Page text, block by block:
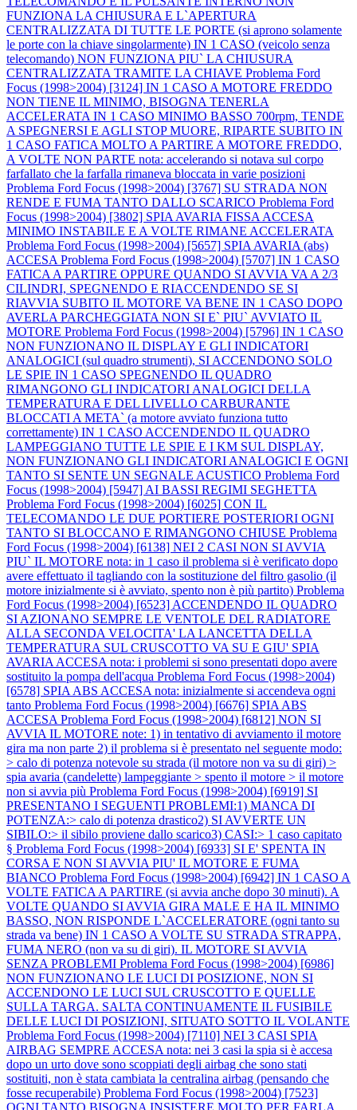
FUNZIONA LA CHIUSURA E L`APERTURA
CENTRALIZZATA DI TUTTE LE PORTE (si aprono solamente
le porte con la chiave singolarmente) IN 1 CASO (veicolo senza
telecomando) NON FUNZIONA PIU` LA CHIUSURA
CENTRALIZZATA TRAMITE LA CHIAVE Problema Ford
Focus (1998>2004) [3124] IN 1 CASO A MOTORE FREDDO
NON TIENE IL MINIMO, BISOGNA TENERLA
ACCELERATA IN 1 CASO MINIMO BASSO 700rpm, TENDE
A SPEGNERSI E AGLI STOP MUORE, RIPARTE SUBITO IN
1 CASO FATICA MOLTO A PARTIRE A MOTORE FREDDO,
A VOLTE NON PARTE nota: accelerando si notava sul corpo
farfallato che la farfalla rimaneva bloccata in varie posizioni
Problema Ford Focus (1998>2004) [3767] SU STRADA NON
RENDE E FUMA TANTO DALLO SCARICO Problema Ford
Focus (1998>2004) [3802] SPIA AVARIA FISSA ACCESA
MINIMO INSTABILE E A VOLTE RIMANE ACCELERATA
Problema Ford Focus (1998>2004) [5657] SPIA AVARIA (abs)
ACCESA Problema Ford Focus (1998>2004) [5707] IN 1 CASO
FATICA A PARTIRE OPPURE QUANDO SI AVVIA VA A 2/3
CILINDRI, SPEGNENDO E RIACCENDENDO SE SI
RIAVVIA SUBITO IL MOTORE VA BENE IN 1 CASO DOPO
AVERLA PARCHEGGIATA NON SI E` PIU` AVVIATO IL
MOTORE Problema Ford Focus (1998>2004) [5796] IN 1 CASO
NON FUNZIONANO IL DISPLAY E GLI INDICATORI
ANALOGICI (sul quadro strumenti), SI ACCENDONO SOLO
LE SPIE IN 1 CASO SPEGNENDO IL QUADRO
RIMANGONO GLI INDICATORI ANALOGICI DELLA
TEMPERATURA E DEL LIVELLO CARBURANTE
BLOCCATI A META` (a motore avviato funziona tutto
correttamente) IN 1 CASO ACCENDENDO IL QUADRO
LAMPEGGIANO TUTTE LE SPIE E I KM SUL DISPLAY,
NON FUNZIONANO GLI INDICATORI ANALOGICI E OGNI
TANTO SI SENTE UN SEGNALE ACUSTICO Problema Ford
Focus (1998>2004) [5947] AI BASSI REGIMI SEGHETTA
Problema Ford Focus (1998>2004) [6025] CON IL
TELECOMANDO LE DUE PORTIERE POSTERIORI OGNI
TANTO SI BLOCCANO E RIMANGONO CHIUSE Problema
Ford Focus (1998>2004) [6138] NEI 2 CASI NON SI AVVIA
PIU` IL MOTORE nota: in 1 caso il problema si è verificato dopo
avere effettuato il tagliando con la sostituzione del filtro gasolio (il
motore inizialmente si è avviato, spento non è più partito) Problema
Ford Focus (1998>2004) [6523] ACCENDENDO IL QUADRO
SI AZIONANO SEMPRE LE VENTOLE DEL RADIATORE
ALLA SECONDA VELOCITA' LA LANCETTA DELLA
TEMPERATURA SUL CRUSCOTTO VA SU E GIU' SPIA
AVARIA ACCESA nota: i problemi si sono presentati dopo avere
sostituito la pompa dell'acqua Problema Ford Focus (1998>2004)
[6578] SPIA ABS ACCESA nota: inizialmente si accendeva ogni
tanto Problema Ford Focus (1998>2004) [6676] SPIA ABS
ACCESA Problema Ford Focus (1998>2004) [6812] NON SI
AVVIA IL MOTORE note: 1) in tentativo di avviamento il motore
gira ma non parte 2) il problema si è presentato nel seguente modo:
> calo di potenza notevole su strada (il motore non va su di giri) >
spia avaria (candelette) lampeggiante > spento il motore > il motore
non si avvia più Problema Ford Focus (1998>2004) [6919] SI
PRESENTANO I SEGUENTI PROBLEMI:1) MANCA DI
POTENZA:> calo di potenza drastico2) SI AVVERTE UN
SIBILO:> il sibilo proviene dallo scarico3) CASI:> 1 caso capitato
§ Problema Ford Focus (1998>2004) [6933] SI E' SPENTA IN
CORSA E NON SI AVVIA PIU' IL MOTORE E FUMA
BIANCO Problema Ford Focus (1998>2004) [6942] IN 1 CASO A
VOLTE FATICA A PARTIRE (si avvia anche dopo 30 minuti). A
VOLTE QUANDO SI AVVIA GIRA MALE E HA IL MINIMO
BASSO, NON RISPONDE L`ACCELERATORE (ogni tanto su
strada va bene) IN 1 CASO A VOLTE SU STRADA STRAPPA,
FUMA NERO (non va su di giri). IL MOTORE SI AVVIA
SENZA PROBLEMI Problema Ford Focus (1998>2004) [6986]
NON FUNZIONANO LE LUCI DI POSIZIONE, NON SI
ACCENDONO LE LUCI SUL CRUSCOTTO E QUELLE
SULLA TARGA. SALTA CONTINUAMENTE IL FUSIBILE
DELLE LUCI DI POSIZIONI, SITUATO SOTTO IL VOLANTE
Problema Ford Focus (1998>2004) [7110] NEI 3 CASI SPIA
AIRBAG SEMPRE ACCESA nota: nei 3 casi la spia si è accesa
dopo un urto dove sono scoppiati degli airbag che sono stati
sostituiti, non è stata cambiata la centralina airbag (pensando che
fosse recuperabile) Problema Ford Focus (1998>2004) [7523]
OGNI TANTO BISOGNA INSISTERE MOLTO PER FARLA